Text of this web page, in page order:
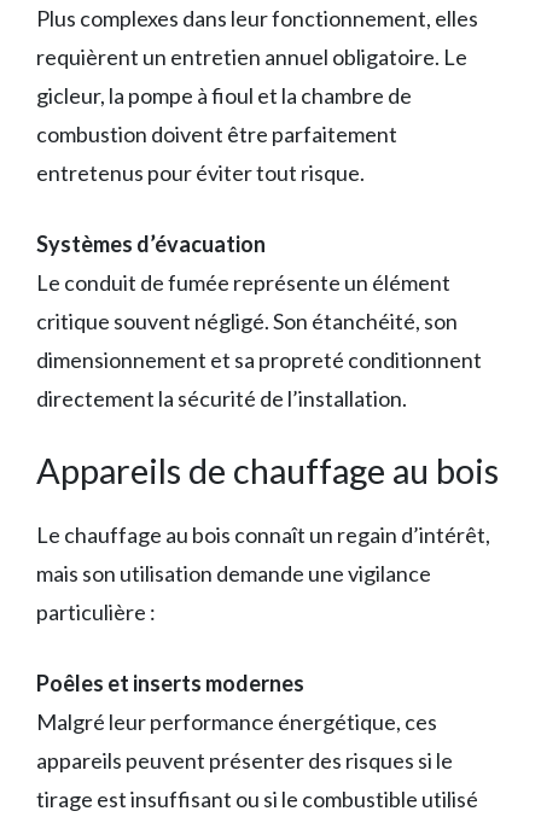
Plus complexes dans leur fonctionnement, elles
requièrent un entretien annuel obligatoire. Le
gicleur, la pompe à fioul et la chambre de
combustion doivent être parfaitement
entretenus pour éviter tout risque.
Systèmes d’évacuation
Le conduit de fumée représente un élément
critique souvent négligé. Son étanchéité, son
dimensionnement et sa propreté conditionnent
directement la sécurité de l’installation.
Appareils de chauffage au bois
Le chauffage au bois connaît un regain d’intérêt,
mais son utilisation demande une vigilance
particulière :
Poêles et inserts modernes
Malgré leur performance énergétique, ces
appareils peuvent présenter des risques si le
tirage est insuffisant ou si le combustible utilisé